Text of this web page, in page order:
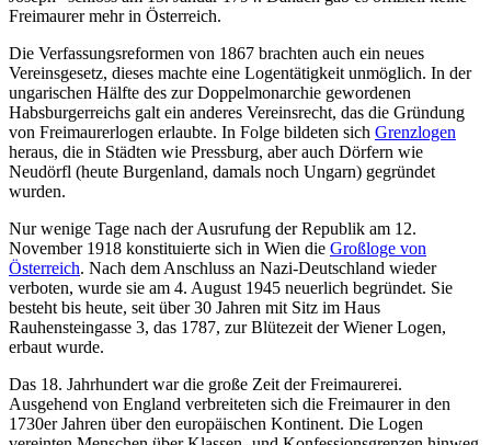
Freimaurer mehr in Österreich.
Die Verfassungsreformen von 1867 brachten auch ein neues
Vereinsgesetz, dieses machte eine Logentätigkeit unmöglich. In der
ungarischen Hälfte des zur Doppelmonarchie gewordenen
Habsburgerreichs galt ein anderes Vereinsrecht, das die Gründung
von Freimaurerlogen erlaubte. In Folge bildeten sich Grenzlogen
heraus, die in Städten wie Pressburg, aber auch Dörfern wie
Neudörfl (heute Burgenland, damals noch Ungarn) gegründet
wurden.
Nur wenige Tage nach der Ausrufung der Republik am 12.
November 1918 konstituierte sich in Wien die Großloge von
Österreich. Nach dem Anschluss an Nazi-Deutschland wieder
verboten, wurde sie am 4. August 1945 neuerlich begründet. Sie
besteht bis heute, seit über 30 Jahren mit Sitz im Haus
Rauhensteingasse 3, das 1787, zur Blütezeit der Wiener Logen,
erbaut wurde.
Das 18. Jahrhundert war die große Zeit der Freimaurerei.
Ausgehend von England verbreiteten sich die Freimaurer in den
1730er Jahren über den europäischen Kontinent. Die Logen